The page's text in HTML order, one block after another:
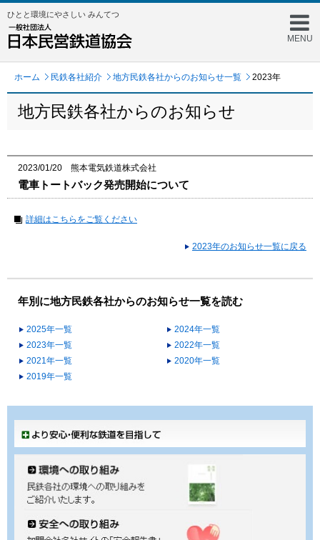
MENU
ひとと環境にやさしい みんてつ
ホーム 民鉄各社紹介 地方民鉄各社からのお知らせ一覧 2023年
地方民鉄各社からのお知らせ
2023/01/20 熊本電気鉄道株式会社
電車トートバック発売開始について
詳細はこちらをご覧ください
2023年のお知らせ一覧に戻る
年別に地方民鉄各社からのお知らせ一覧を読む
2025年一覧
2024年一覧
2023年一覧
2022年一覧
2021年一覧
2020年一覧
2019年一覧